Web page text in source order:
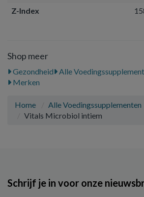
Z-Index
Shop meer
Gezondheid Alle
Merken
Home Alle Voedingssupplementen
Vitals Microbiol intiem
Schrijf je in voor onze